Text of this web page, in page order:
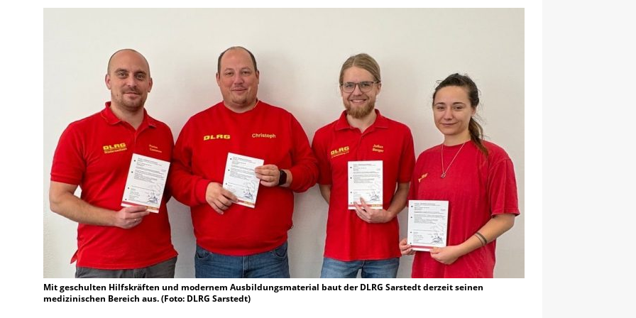
Mit geschulten Hilfskräften und modernem Ausbildungsmaterial baut der DLRG Sarstedt derzeit seinen
medizinischen Bereich aus. (Foto: DLRG Sarstedt)